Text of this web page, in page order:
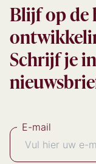
Blijf op de
Schrijf je
E-mail